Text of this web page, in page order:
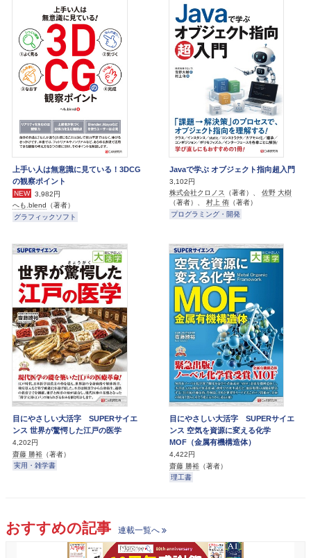
上手い人は無意識に見ている！3DCG
の観察ポイント
NEW
3,982円
へも.blend
（著者）
グラフィックソフト
Javaで学ぶ オブジェクト指向超入門
3,102円
株式会社クロノス （著者）、 佐野 大樹
（著者）、 村上 侑 （著者）
プログラミング・開発
目にやさしい大活字 SUPERサイエ
ンス 世界が驚愕した江戸の医学
4,202円
齋藤 勝裕 （著者）
実用・雑学書
目にやさしい大活字 SUPERサイエ
ンス 空気を資源に変える化学
MOF（金属有機構造体）
4,422円
齋藤 勝裕 （著者）
理工書
おすすめの記事 連載一覧へ